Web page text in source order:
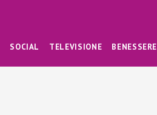
SOCIAL TELEVISIONE BENESSERE